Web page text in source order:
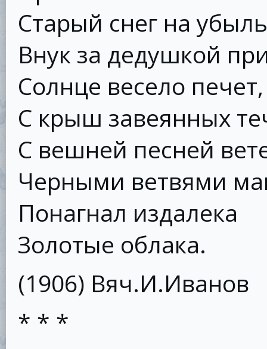
Старый снег на
Внук за дедушкой
Солнце весело печет,
С крыш завеянных
С вешней песней
Черными ветвями
Понагнал издалека
Золотые облака.
(1906) Вяч.И.Иванов
* * *